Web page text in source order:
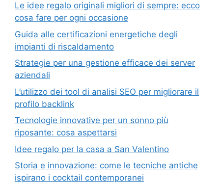
Le idee regalo originali migliori di sempre: ecco
cosa fare per ogni occasione
Guida alle certificazioni energetiche degli
impianti di riscaldamento
Strategie per una gestione efficace dei server
aziendali
L’utilizzo dei tool di analisi SEO per migliorare il
profilo backlink
Tecnologie innovative per un sonno più
riposante: cosa aspettarsi
Idee regalo per la casa a San Valentino
Storia e innovazione: come le tecniche antiche
ispirano i cocktail contemporanei